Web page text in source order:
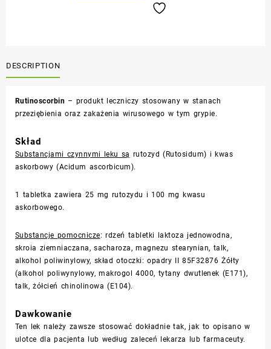
DESCRIPTION
Rutinoscorbin – produkt leczniczy stosowany w stanach
przeziębienia oraz zakażenia wirusowego w tym grypie.
Skład
Substancjami czynnymi leku są rutozyd ( Rutosidum) i kwas
askorbowy (Acidum ascorbicum).
1 tabletka zawiera 25 mg rutozydu i 100 mg kwasu
askorbowego.
Substancje pomocnicze: rdzeń tabletki laktoza jednowodna,
skroia ziemniaczana, sacharoza, magnezu stearynian, talk,
alkohol poliwinylowy, skład otoczki: opadry II 85F32876 Żółty
(alkohol poliwynylowy, makrogol 4000, tytany dwutlenek (E171),
talk, żółcień chinolinowa (E104).
Dawkowanie
Ten lek należy zawsze stosować dokładnie tak, jak to opisano w
ulotce dla pacjenta lub według zaleceń lekarza lub farmaceuty.